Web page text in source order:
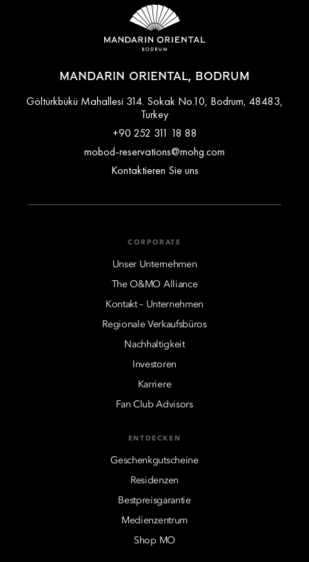
MANDARIN ORIENTAL, BODRUM
Göltürkbükü Mahallesi 314. Sokak No.10, Bodrum, 48483,
Turkey
+90 252 311 18 88
mobod-reservations@mohg.com
Kontaktieren Sie uns
CORPORATE
Unser Unternehmen
The O&MO Alliance
Kontakt – Unternehmen
Regionale Verkaufsbüros
Nachhaltigkeit
Investoren
Karriere
Fan Club Advisors
ENTDECKEN
Geschenkgutscheine
Residenzen
Bestpreisgarantie
Medienzentrum
Shop MO